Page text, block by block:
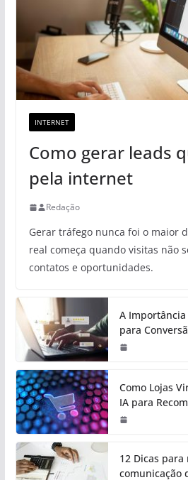
INTERNET
Como gerar leads
pela internet
Redação
Gerar tráfego nunca foi o maior
real começa quando visitas não
contatos e oportunidades.
A
para
Como Lojas
IA para
12 Dicas
comunicação